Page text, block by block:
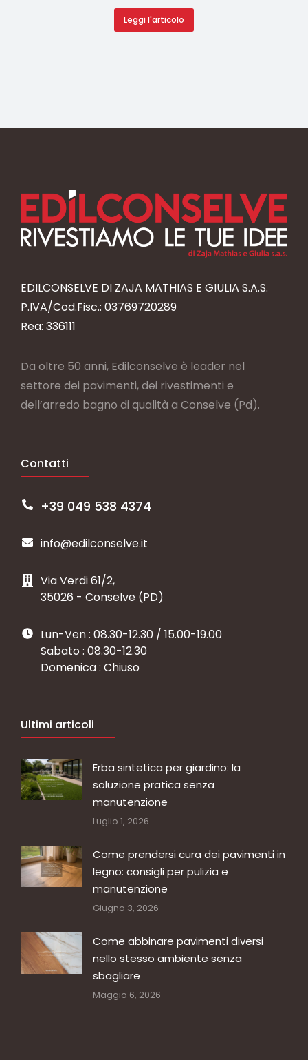
Leggi l'articolo
EDILCONSELVE DI ZAJA MATHIAS E GIULIA S.A.S.
P.IVA/Cod.Fisc.: 03769720289
Rea: 336111
Da oltre 50 anni, Edilconselve è leader nel
settore dei pavimenti, dei rivestimenti e
dell’arredo bagno di qualità a Conselve (Pd).
Contatti
+39 049 538 4374
info@edilconselve.it
Via Verdi 61/2,
35026 - Conselve (PD)
Lun-Ven : 08.30-12.30 / 15.00-19.00
Sabato : 08.30-12.30
Domenica : Chiuso
Ultimi articoli
Erba sintetica per giardino: la
soluzione pratica senza
manutenzione
Luglio 1, 2026
Come prendersi cura dei pavimenti in
legno: consigli per pulizia e
manutenzione
Giugno 3, 2026
Come abbinare pavimenti diversi
nello stesso ambiente senza
sbagliare
Maggio 6, 2026